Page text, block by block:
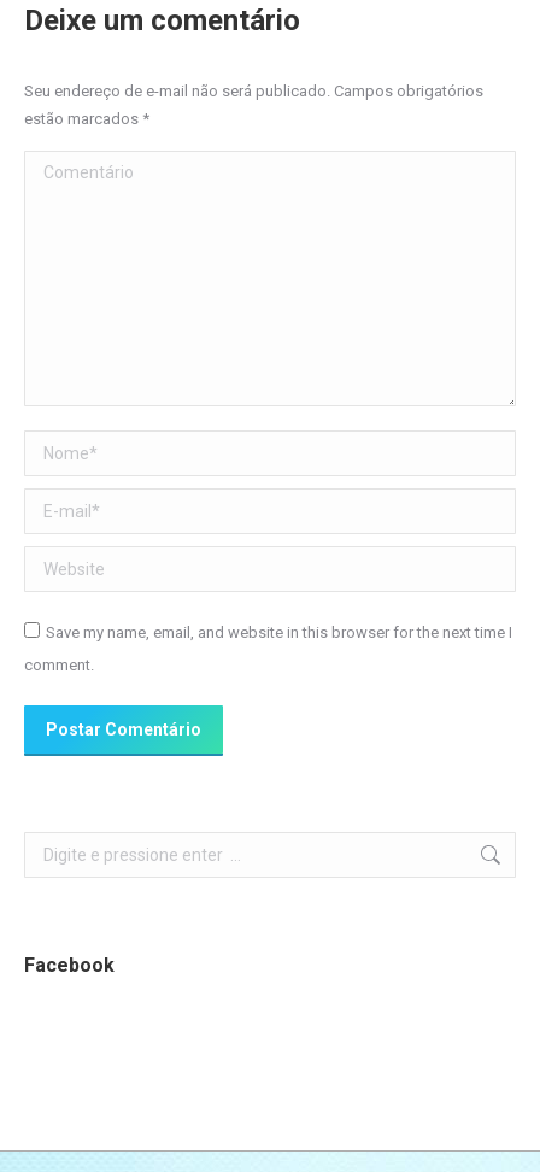
Deixe um comentário
Seu endereço de e-mail não será publicado. Campos obrigatórios
estão marcados *
Comentário
Nome *
E-mail *
Website
Save my name, email, and website in this browser for the next time I
comment.
Postar Comentário
Search:
Facebook